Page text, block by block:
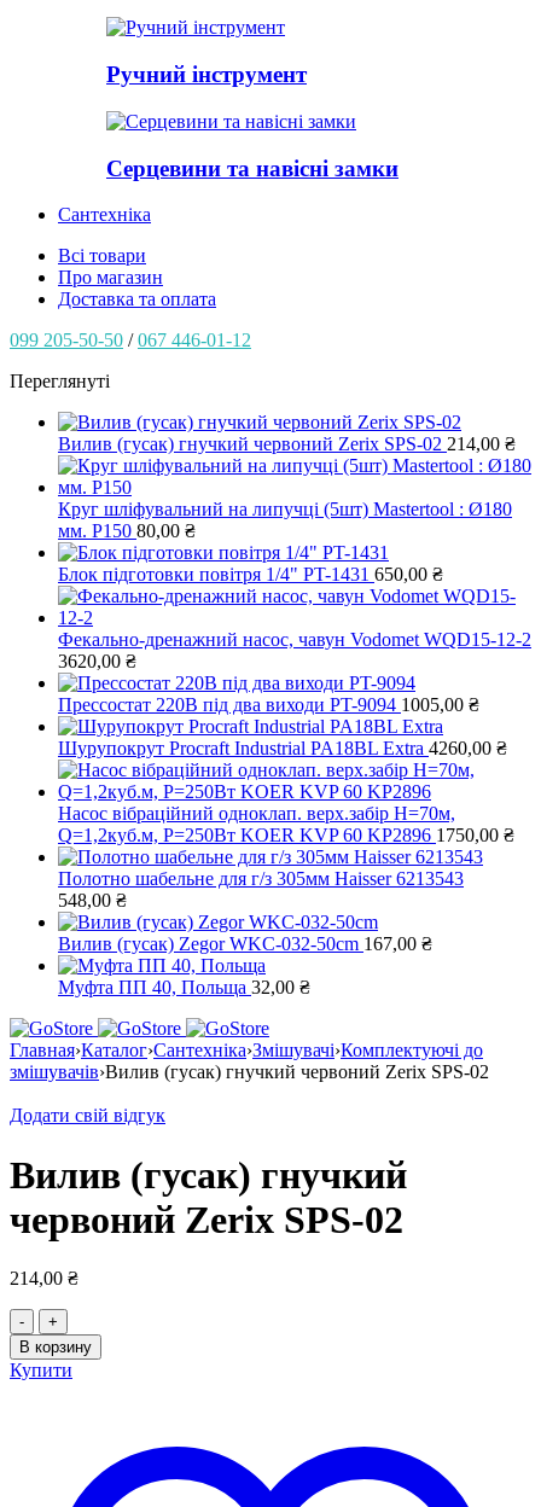
Ручний інструмент
Серцевини та навісні замки
Сантехніка
Всі товари
Про магазин
Доставка та оплата
099 205-50-50 /067 446-01-12
Переглянуті
Вилив (гусак) гнучкий червоний Zerix SPS-02 214,00 ₴
Круг шліфувальний на липучці (5шт) Mastertool : Ø180
мм. Р150 80,00 ₴
Блок підготовки повітря 1/4" PT-1431 650,00 ₴
Фекально-дренажний насос, чавун Vodomet WQD15-12-2
3620,00 ₴
Прессостат 220В під два виходи PT-9094 1005,00 ₴
Шурупокрут Procraft Industrial PA18BL Extra 4260,00 ₴
Насос вібраційний одноклап. верх.забір Н=70м,
Q=1,2куб.м, Р=250Вт KOER KVP 60 KP2896 1750,00 ₴
Полотно шабельне для г/з 305мм Haisser 6213543
548,00 ₴
Вилив (гусак) Zegor WKC-032-50cm 167,00 ₴
Муфта ПП 40, Польща 32,00 ₴
Главная›Каталог›Сантехніка›Змішувачі›Комплектуючі до
змішувачів›Вилив (гусак) гнучкий червоний Zerix SPS-02
Додати свій відгук
Вилив (гусак) гнучкий
червоний Zerix SPS-02
214,00 ₴
Количество
товара
Вилив
(гусак)
В корзину
Купити